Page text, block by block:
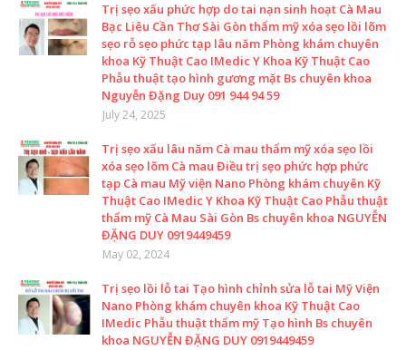
Trị sẹo xấu phức hợp do tai nạn sinh hoạt Cà Mau
Bạc Liêu Cần Thơ Sài Gòn thẩm mỹ xóa sẹo lồi lõm
sẹo rỗ sẹo phức tạp lâu năm Phòng khám chuyên
khoa Kỹ Thuật Cao IMedic Y Khoa Kỹ Thuật Cao
Phẫu thuật tạo hình gương mặt Bs chuyên khoa
Nguyễn Đặng Duy 091 944 94 59
July 24, 2025
Trị sẹo xấu lâu năm Cà mau thẩm mỹ xóa sẹo lồi
xóa sẹo lõm Cà mau Điều trị sẹo phức hợp phức
tạp Cà mau Mỹ viện Nano Phòng khám chuyên Kỹ
Thuật Cao IMedic Y Khoa Kỹ Thuật Cao Phẫu thuật
thẩm mỹ Cà Mau Sài Gòn Bs chuyên khoa NGUYỄN
ĐẶNG DUY 0919449459
May 02, 2024
Trị sẹo lồi lỗ tai Tạo hình chỉnh sửa lỗ tai Mỹ Viện
Nano Phòng khám chuyên khoa Kỹ Thuật Cao
IMedic Phẫu thuật thẩm mỹ Tạo hình Bs chuyên
khoa NGUYỄN ĐẶNG DUY 0919449459